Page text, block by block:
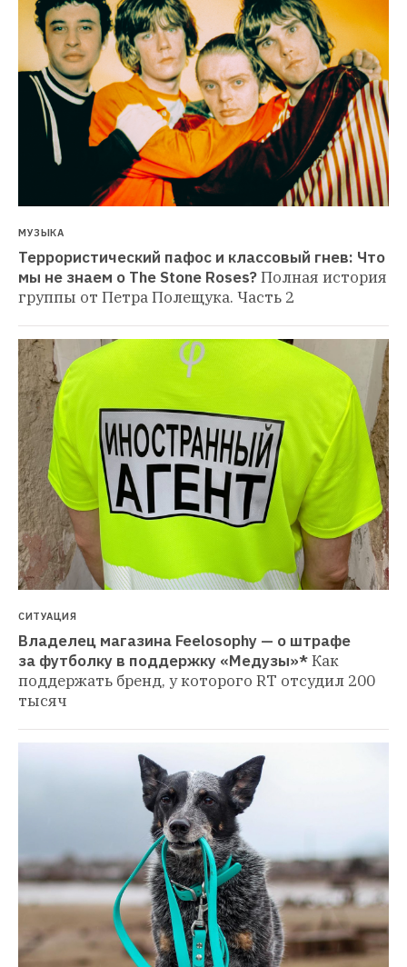
МУЗЫКА
Террористический пафос и классовый гнев: Что
мы не знаем о The Stone Roses?Полная история
группы от Петра Полещука. Часть 2
СИТУАЦИЯ
Владелец магазина Feelosophy — о штрафе
за футболку в поддержку «Медузы»*Как
поддержать бренд, у которого RT отсудил 200
тысяч